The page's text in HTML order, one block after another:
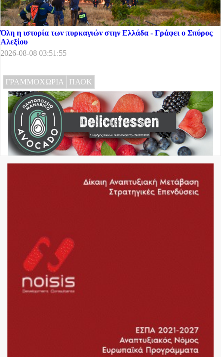
Όλη η ιστορία των πυρκαγιών στην Ελλάδα - Γράφει ο Σπύρος
Αλεξίου
2026-08-08 03:51:55
ΓΡΑΜΜΟΧΩΡΙΑ ΠΑΟΚ